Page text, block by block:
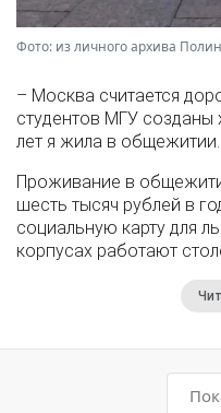
Фото: из личного архива
– Москва считается
студентов МГУ
лет я жила в общежитии.
Проживание в
шесть тысяч рублей в
социальную карту для
корпусах работают